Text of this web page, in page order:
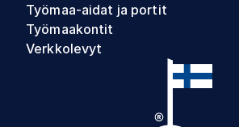
Työmaa-aidat ja portit
Työmaakontit
Verkkolevyt